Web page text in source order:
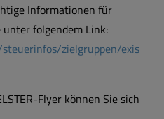
Informationen für
folgendem Link:
zielgruppen/exis
Flyer können Sie sich